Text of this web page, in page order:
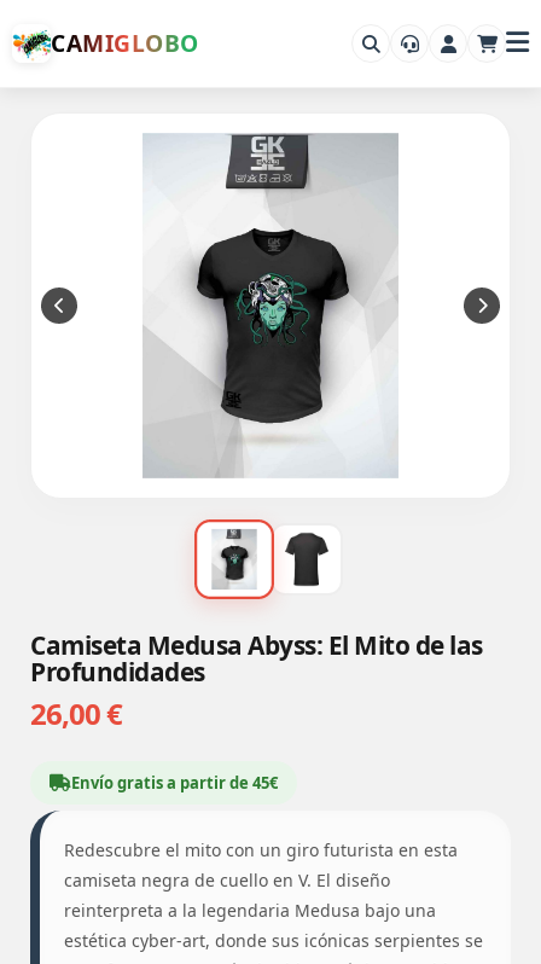
CAMIGLOBO
Camiseta Medusa Abyss: El Mito de las
Profundidades
26,00 €
Envío gratis a partir de 45€
Redescubre el mito con un giro futurista en esta
camiseta negra de cuello en V. El diseño
reinterpreta a la legendaria Medusa bajo una
estética cyber-art, donde sus icónicas serpientes se